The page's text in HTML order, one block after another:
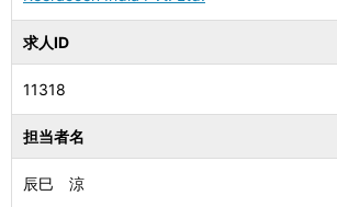
求人ID
11318
担当者名
辰巳 涼